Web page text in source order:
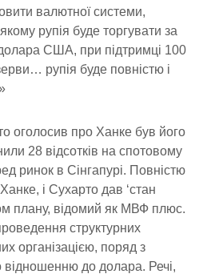
валютної системи,
рупія буде торгувати за
США, при підтримці 100
рупія буде повністю і
оголосив про Ханке був його
28 відсотків на спотовому
ринок в Сінгапурі. Повністю
і Сухарто дав ‘стан
плану, відомий як МВФ плюс.
структурних
організацією, поряд з
відношенню до долара. Речі,